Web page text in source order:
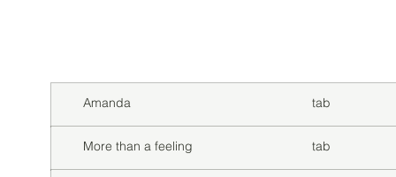
Amanda tab
More than a feeling tab